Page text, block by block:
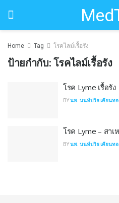
Home Tag โรคไลม์เรื้อรัง
ป้ายกำกับ: โรคไลม์เรื้อรัง
โรค Lyme เรื้อรัง
BYนพ. นนท์ปวิธ เคียนทอ
โรค Lyme – สา
BYนพ. นนท์ปวิธ เคียนทอ